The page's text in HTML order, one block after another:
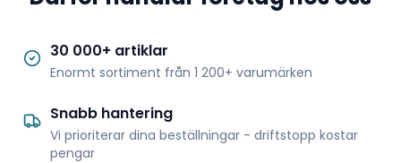
30 000+ artiklar
Enormt sortiment från 1 200+ varumärken
Snabb hantering
Vi prioriterar dina beställningar - driftstopp kostar
pengar